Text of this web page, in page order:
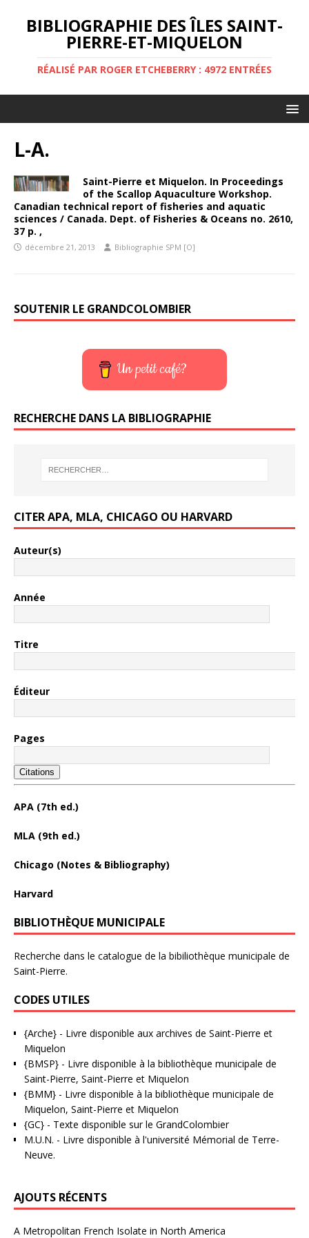
BIBLIOGRAPHIE DES ÎLES SAINT-
PIERRE-ET-MIQUELON
RÉALISÉ PAR ROGER ETCHEBERRY : 4972 ENTRÉES
L-A.
Saint-Pierre et Miquelon. In Proceedings
of the Scallop Aquaculture Workshop.
Canadian technical report of fisheries and aquatic
sciences / Canada. Dept. of Fisheries & Oceans no. 2610,
37 p. ,
décembre 21, 2013 Bibliographie SPM [O]
SOUTENIR LE GRANDCOLOMBIER
Un petit café?
RECHERCHE DANS LA BIBLIOGRAPHIE
CITER APA, MLA, CHICAGO OU HARVARD
Auteur(s)
Année
Titre
Éditeur
Pages
Citations
APA (7th ed.)
MLA (9th ed.)
Chicago (Notes & Bibliography)
Harvard
BIBLIOTHÈQUE MUNICIPALE
Recherche dans le catalogue de la bibiliothèque municipale de
Saint-Pierre.
CODES UTILES
{Arche} - Livre disponible aux archives de Saint-Pierre et
Miquelon
{BMSP} - Livre disponible à la bibliothèque municipale de
Saint-Pierre, Saint-Pierre et Miquelon
{BMM} - Livre disponible à la bibliothèque municipale de
Miquelon, Saint-Pierre et Miquelon
{GC} - Texte disponible sur le GrandColombier
M.U.N. - Livre disponible à l'université Mémorial de Terre-
Neuve.
AJOUTS RÉCENTS
A Metropolitan French Isolate in North America